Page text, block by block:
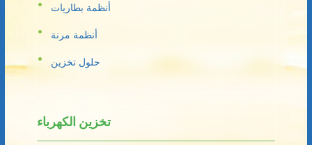
أنظمة بطاريات
أنظمة مرنة
حلول تخزين
تخزين الكهرباء